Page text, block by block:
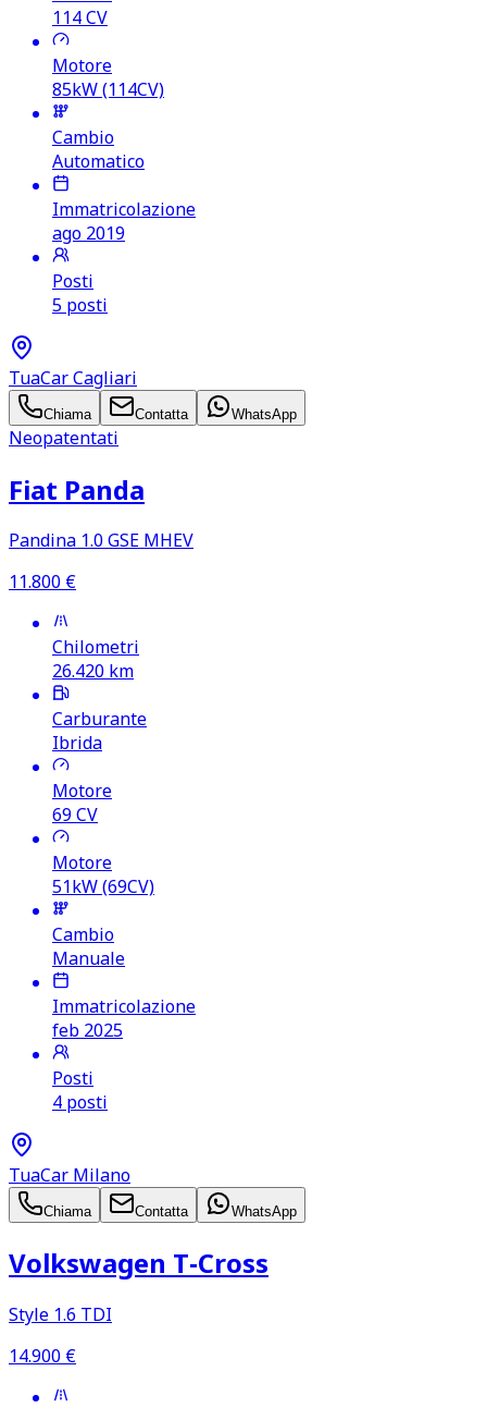
114CV
Motore
85kW (114CV)
Cambio
Automatico
Immatricolazione
ago 2019
Posti
5 posti
TuaCar Cagliari
Chiama Contatta WhatsApp
Neopatentati
Fiat Panda
Pandina 1.0 GSE MHEV
11.800 €
Chilometri
26.420 km
Carburante
Ibrida
Motore
69CV
Motore
51kW (69CV)
Cambio
Manuale
Immatricolazione
feb 2025
Posti
4 posti
TuaCar Milano
Chiama Contatta WhatsApp
Volkswagen T‑Cross
Style 1.6 TDI
14.900 €